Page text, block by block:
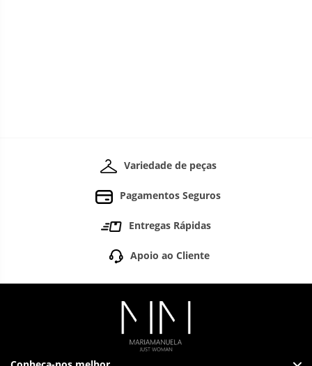
Variedade de peças
Pagamentos Seguros
Entregas Rápidas
Apoio ao Cliente